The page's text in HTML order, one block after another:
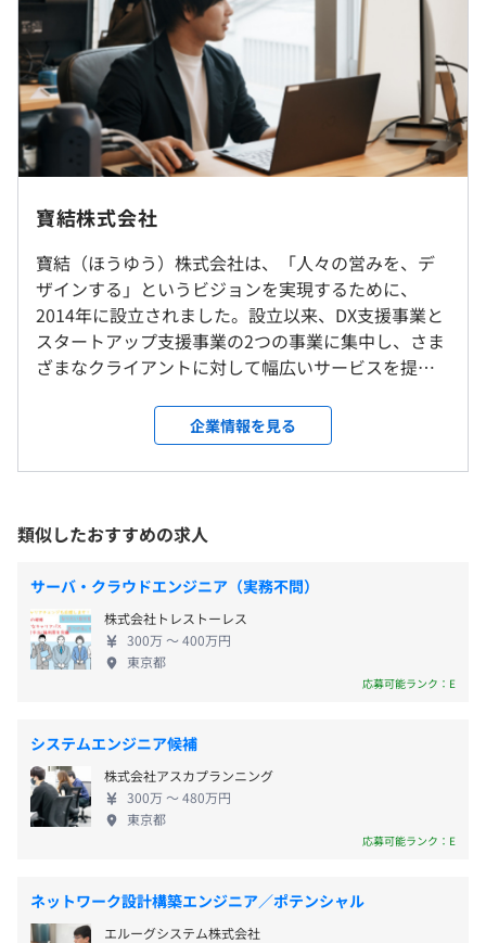
で、最新技術も素早く共有される文化が根付いています。
大手システム会社のサポートセンター業務
DX支援事業本部：23名（CTO・開発エンジニアが所属）
す。
■中途入社事例
元行政区職員で6カ月のプログラミングスクールを卒業さ
れた方
元販売員で6カ月のプログラミングスクールを卒業された
就業場所の変更範囲
＜雇入時＞
本社オフィス、客先常駐（北九州市小倉北区京町）
＜変更範囲＞
会社の定める場所（テレワークをおこなう場所を含む）
受動喫煙防止措置に関する事項
屋内原則禁煙（喫煙室あり）
■常駐先
敷地内喫煙可能場所あり
JR鹿児島本線／小倉駅
想
（※ 想定年収は年収提示額を保証するものではありません）
標準的な勤務時間帯｜9：00～21：00、12：00～21：
00、21：00〜9：00
・1カ月単位の変形労働時間制
・週平均労働時間：40時間00分
休憩時間：12：00〜13：00（60分）
・シフト制
・GW
・年末年始休暇
・特別（慶弔）休暇
・リフレッシュ（夏季）休暇：3日
・有給休暇：10日～20日
※下限日数は、入社半年経過後の付与日数となります。
・通勤交通費（上限あり）
寶結株式会社
寶結（ほうゆう）株式会社は、「人々の営みを、デ
ザインする」というビジョンを実現するために、
2014年に設立されました。設立以来、DX支援事業と
スタートアップ支援事業の2つの事業に集中し、さま
ざまなクライアントに対して幅広いサービスを提供
フラインとオンラインの統合を推進し、顧客体験の
向上を目指しています。当社ではDXを「データをも
とに変革すること」と捉え、クライアントの既存業
スを提供することに重点を置いているため、必要な
サービスのみを柔軟に提供することが可能です。 こ
の事業は、地方自治体や大手通信会社など、幅広い
クライアントと取引をしており、地域社会に大きな
経済インパクトを与えています。 ②スタートアップ
支援事業（3割） ビジネスモデルの構築支援、プロダ
クト開発支援、資金調達支援、メディア運営など、
支援施設「COMPASS小倉」を運営委託されるなど、
地域のスタートアップ支援にも力を入れています。
現在、行政（北九州市）DXプロジェクトに参加して
おり、新規依頼も多く受注しています。今後は全国展
開も視野に入れ、さらなる事業拡大を目指すべく新
企業情報を見る
類似したおすすめの求人
サーバ・クラウドエンジニア（実務不問）
株式会社トレストーレス
300万 〜 400万円
東京都
応募可能ランク：E
システムエンジニア候補
株式会社アスカプランニング
300万 〜 480万円
東京都
応募可能ランク：E
ネットワーク設計構築エンジニア／ポテンシャル
エルーグシステム株式会社